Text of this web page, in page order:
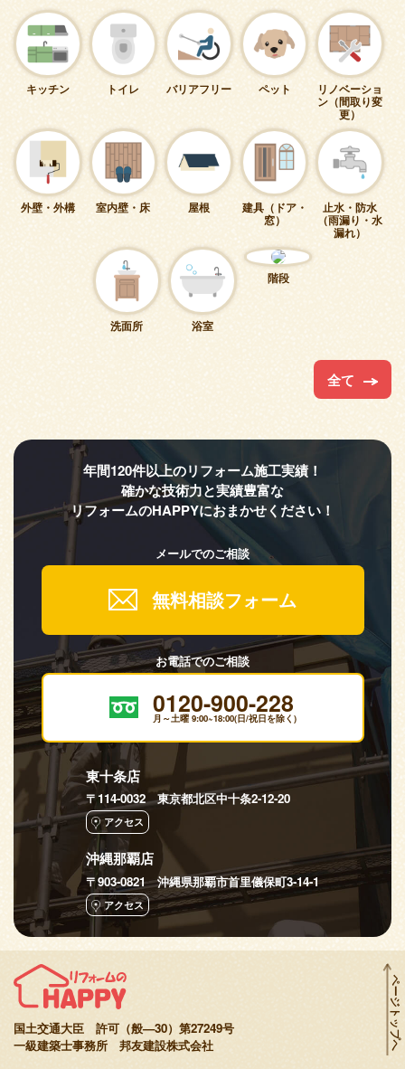
キッチン トイレ バリアフリー ペット
リノベーショ
ン（間取り変
更）
外壁・外構 室内壁・床 屋根
建具（ドア・
窓）
止水・防水
（雨漏り・水
漏れ）
洗面所 浴室
階段
全て
年間120件以上のリフォーム施工実績！
確かな技術力と実績豊富な
リフォームのHAPPYにおまかせください！
メールでのご相談
無料相談フォーム
お電話でのご相談
0120-900-228
月～土曜 9:00~18:00(日/祝日を除く)
東十条店
〒114-0032 東京都北区中十条2-12-20
アクセス
沖縄那覇店
〒903-0821 沖縄県那覇市首里儀保町3-14-1
アクセス
国土交通大臣 許可（般—30）第27249号
一級建築士事務所 邦友建設株式会社
ページトップへ